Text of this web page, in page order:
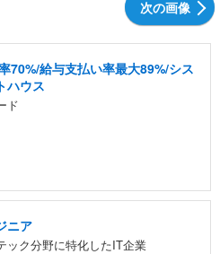
次の画像
70%/給与支払い率最大89%/シス
ハウス
ド
ニア
ック分野に特化したIT企業